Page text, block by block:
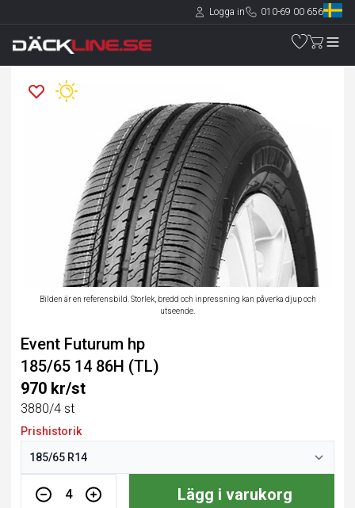
Logga in 010-69 00 656
Bilden är en referensbild. Storlek, bredd och inpressning kan påverka djup och
utseende.
Event Futurum hp
185/65 14 86H (TL)
970 kr/st
3880/4 st
Prishistorik
4 Lägg i varukorg